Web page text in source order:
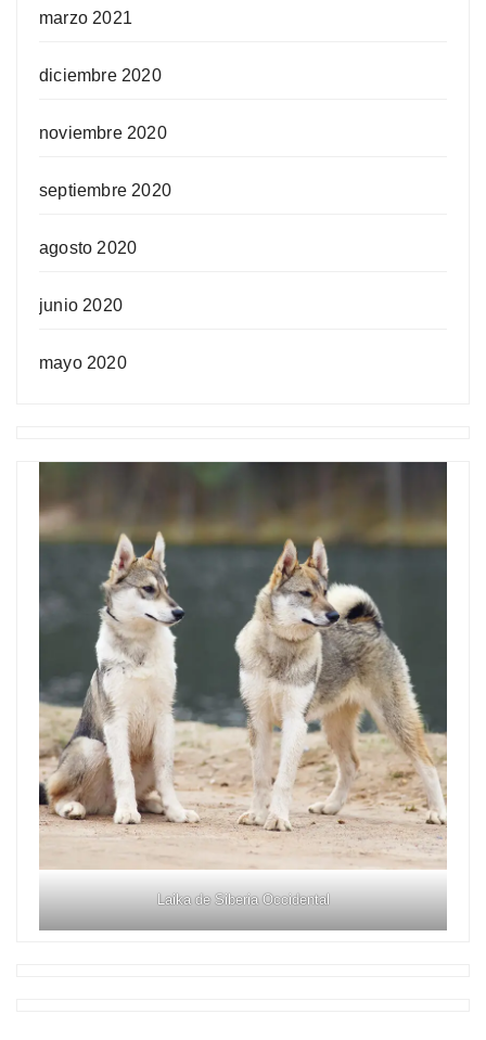
marzo 2021
diciembre 2020
noviembre 2020
septiembre 2020
agosto 2020
junio 2020
mayo 2020
Laika de Siberia Occidental